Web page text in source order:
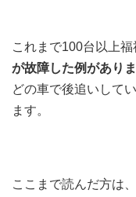
これまで100台以上福
が故障した例があり
どの車で後追いして
ます。
ここまで読んだ方は